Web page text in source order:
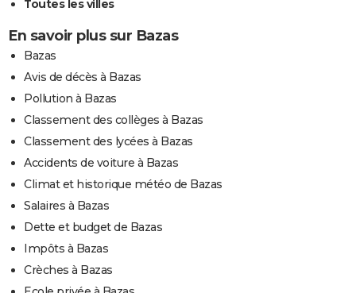
Toutes les villes
En savoir plus sur Bazas
Bazas
Avis de décès à Bazas
Pollution à Bazas
Classement des collèges à Bazas
Classement des lycées à Bazas
Accidents de voiture à Bazas
Climat et historique météo de Bazas
Salaires à Bazas
Dette et budget de Bazas
Impôts à Bazas
Crèches à Bazas